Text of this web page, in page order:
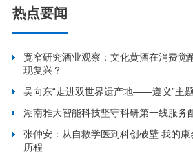
热点要闻
宽窄研究酒业观察：文化黄酒在消费觉
现复兴？
吴向东“走进双世界遗产地——遵义”主
湖南雅大智能科技坚守科研第一线服务
张仲安：从自救学医到科创破壁 我的
历程